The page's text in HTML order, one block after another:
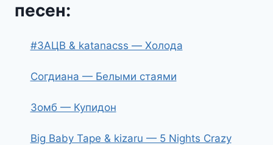
песен:
#ЗАЦВ & katanacss — Холода
Согдиана — Белыми стаями
Зомб — Купидон
Big Baby Tape & kizaru — 5 Nights Crazy